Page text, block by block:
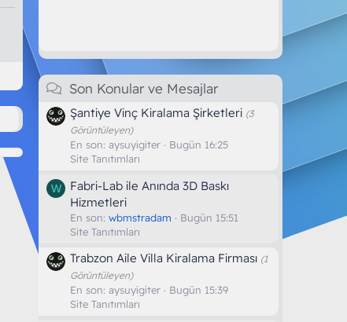
Son Konular ve Mesajlar
Şantiye Vinç Kiralama Şirketleri (3
Görüntüleyen)
En son: aysuyigiter
Bugün 16:25
Site Tanıtımları
W
Fabri-Lab ile Anında 3D Baskı
Hizmetleri
En son: wbmstradam
Bugün 15:51
Site Tanıtımları
Trabzon Aile Villa Kiralama Firması (1
Görüntüleyen)
En son: aysuyigiter
Bugün 15:39
Site Tanıtımları